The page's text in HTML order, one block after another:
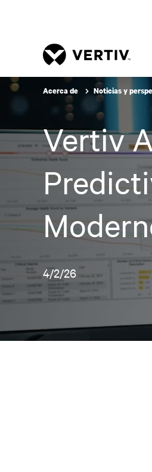
Acerca de Noticias y
Vertiv
4/2/26